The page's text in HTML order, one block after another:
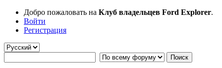
Добро пожаловать на Клуб владельцев Ford Explorer.
Войти
Регистрация